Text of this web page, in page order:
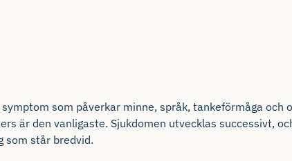
som påverkar minne, språk, tankeförmåga och
är den vanligaste. Sjukdomen utvecklas successivt,
som står bredvid.